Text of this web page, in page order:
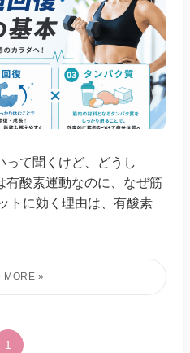
って聞くけど、どうし
有酸素運動なのに、なぜ筋
トに効く理由は、有酸素
1